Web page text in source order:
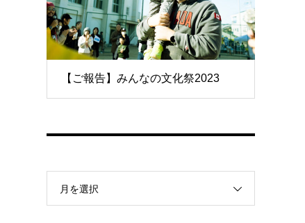
【ご報告】みんなの文化祭2023
月を選択